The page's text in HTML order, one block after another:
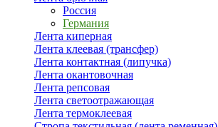
Россия
Германия
Лента киперная
Лента клеевая (трансфер)
Лента контактная (липучка)
Лента окантовочная
Лента репсовая
Лента светоотражающая
Лента термоклеевая